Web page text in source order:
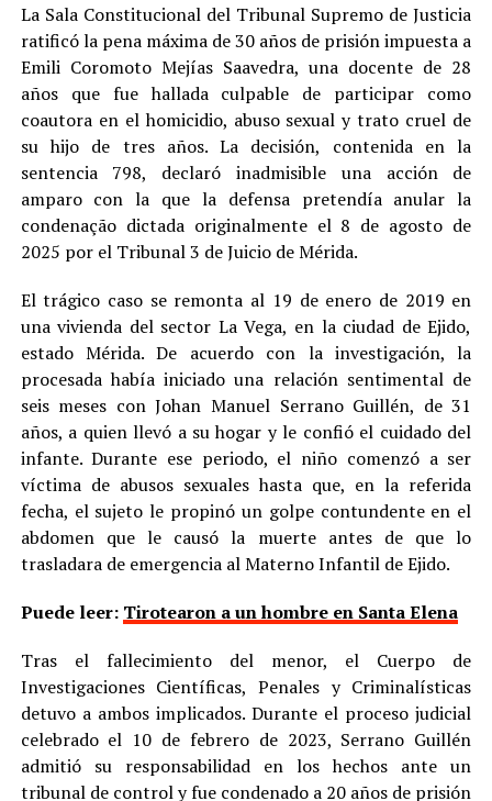
La Sala Constitucional del Tribunal Supremo de Justicia
ratificó la pena máxima de 30 años de prisión impuesta a
Emili Coromoto Mejías Saavedra, una docente de 28
años que fue hallada culpable de participar como
coautora en el homicidio, abuso sexual y trato cruel de
su hijo de tres años. La decisión, contenida en la
sentencia 798, declaró inadmisible una acción de
amparo con la que la defensa pretendía anular la
condenação dictada originalmente el 8 de agosto de
2025 por el Tribunal 3 de Juicio de Mérida.
El trágico caso se remonta al 19 de enero de 2019 en
una vivienda del sector La Vega, en la ciudad de Ejido,
estado Mérida. De acuerdo con la investigación, la
procesada había iniciado una relación sentimental de
seis meses con Johan Manuel Serrano Guillén, de 31
años, a quien llevó a su hogar y le confió el cuidado del
infante. Durante ese periodo, el niño comenzó a ser
víctima de abusos sexuales hasta que, en la referida
fecha, el sujeto le propinó un golpe contundente en el
abdomen que le causó la muerte antes de que lo
trasladara de emergencia al Materno Infantil de Ejido.
Puede leer: Tirotearon a un hombre en Santa Elena
Tras el fallecimiento del menor, el Cuerpo de
Investigaciones Científicas, Penales y Criminalísticas
detuvo a ambos implicados. Durante el proceso judicial
celebrado el 10 de febrero de 2023, Serrano Guillén
admitió su responsabilidad en los hechos ante un
tribunal de control y fue condenado a 20 años de prisión